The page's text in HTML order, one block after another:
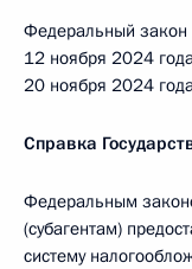
Федеральный закон
12 ноября 2024
20 ноября 2024
Справка
Федеральным
(субагентам)
систему